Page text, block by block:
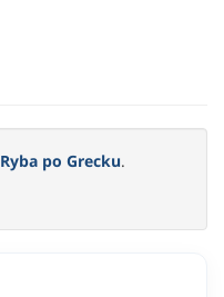
Ryba po Grecku.